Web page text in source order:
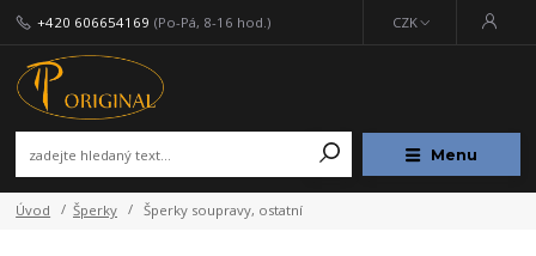
Menu
CZK
+420 606654169 (Po-Pá, 8-16 hod.)
Úvod Šperky Šperky soupravy, ostatní